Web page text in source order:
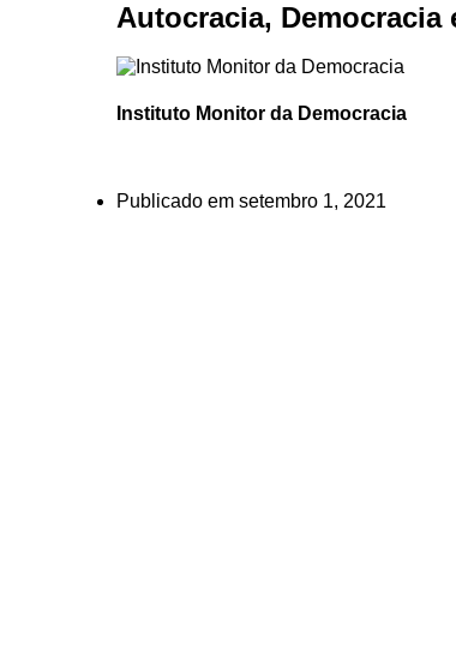
Autocracia, Democracia
Instituto Monitor da Democracia
Publicado em setembro 1, 2021